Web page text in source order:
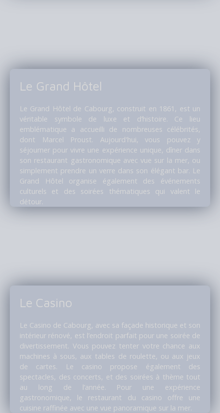
Le Grand Hôtel
Le Grand Hôtel de Cabourg, construit en 1861, est un
véritable symbole de luxe et d’histoire. Ce lieu
emblématique a accueilli de nombreuses célébrités,
dont Marcel Proust. Aujourd'hui, vous pouvez y
séjourner pour vivre une expérience unique, dîner dans
son restaurant gastronomique avec vue sur la mer, ou
simplement prendre un verre dans son élégant bar. Le
Grand Hôtel organise également des événements
culturels et des soirées thématiques qui valent le
détour.
Le Casino
Le Casino de Cabourg, avec sa façade historique et son
intérieur rénové, est l’endroit parfait pour une soirée de
divertissement. Vous pouvez tenter votre chance aux
machines à sous, aux tables de roulette, ou aux jeux
de cartes. Le casino propose également des
spectacles, des concerts, et des soirées à thème tout
au long de l’année. Pour une expérience
gastronomique, le restaurant du casino offre une
cuisine raffinée avec une vue panoramique sur la mer.